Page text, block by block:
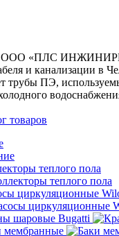
ООО «ПЛС
и канализации в
трубы ПЭ,
товаров
теплого пола
циркуляционные
шаровые Bugatti
мембранные